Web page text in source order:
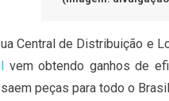
Central de Distribuição e
vem obtendo ganhos de
peças para todo o